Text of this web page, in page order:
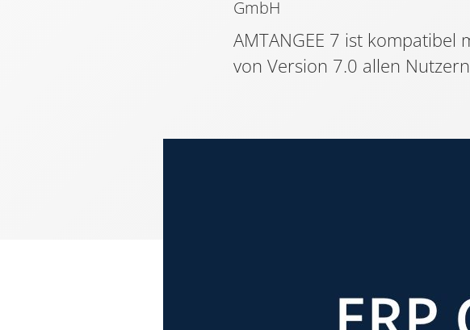
AMTANGEE 7 ist kompatibel
von Version 7.0 allen